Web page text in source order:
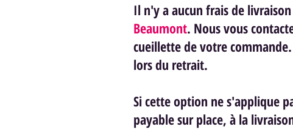
Il n'y a aucun frais de
Beaumont. Nous vous
cueillette de votre
lors du retrait.
Si cette option ne s'applique
payable sur place, à la